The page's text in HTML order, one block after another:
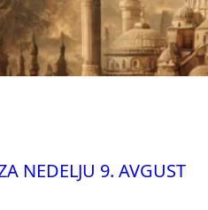
NEDELJU 9. AVGUST